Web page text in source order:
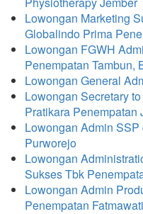
Lowongan Marketing
Globalindo Prima
Lowongan FGWH
Penempatan Tambun,
Lowongan General
Lowongan Secretary
Pratikara Penempatan
Lowongan Admin
Purworejo
Lowongan
Sukses Tbk
Lowongan Admin
Penempatan